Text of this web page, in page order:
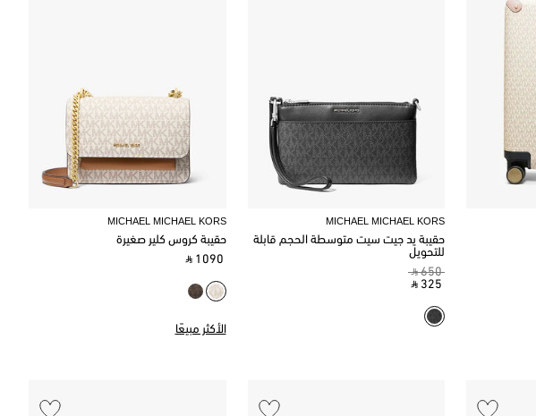
MICHAEL MICHAEL KORS
حقيبة يد جيت سيت متوسطة الحجم قابلة
للتحويل
‎ ⃁ 650 ‎
‎ ⃁ 325 ‎
MICHAEL MICHAEL KORS
حقيبة كروس كلير صغيرة
‎ ⃁ 1090 ‎
الأكثر مبيعًا